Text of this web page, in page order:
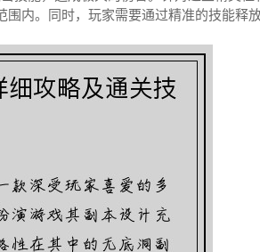
内。同时，玩家需要通过精准的技能释